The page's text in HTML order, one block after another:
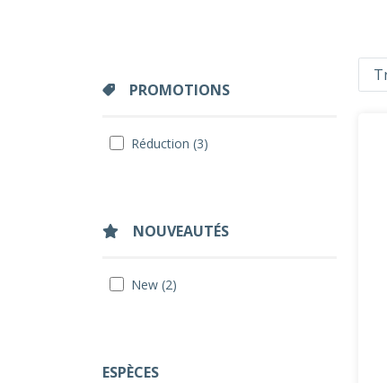
PROMOTIONS
Réduction (3)
NOUVEAUTÉS
New (2)
ESPÈCES